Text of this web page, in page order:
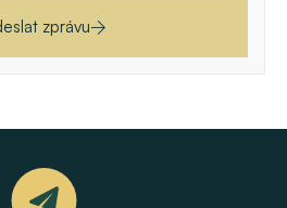
zprávu